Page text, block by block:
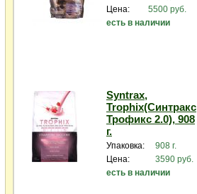
Цена:
5500 руб.
есть в наличии
Syntrax,
Trophix(Синтракс
Трофикс 2.0), 908
г.
Упаковка:
908 г.
Цена:
3590 руб.
есть в наличии